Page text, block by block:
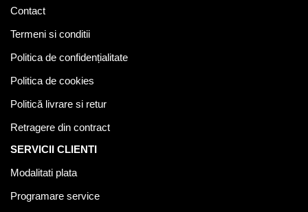
Contact
Termeni si conditii
Politica de confidențialitate
Politica de cookies
Politică livrare si retur
Retragere din contract
SERVICII CLIENTI
Modalitati plata
Programare service